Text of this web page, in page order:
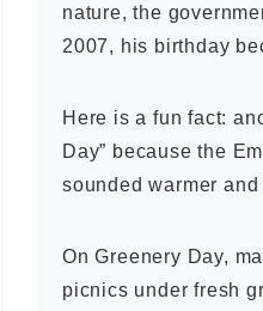
nature, the
2007, his birthday
Here is a fun fact:
Day” because the
sounded warmer
On Greenery Day,
picnics under fresh